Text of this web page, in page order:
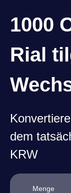
1000
Rial
dem
KRW
Menge